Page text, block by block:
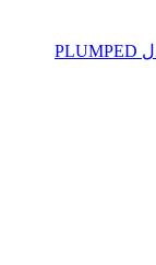
رژ لب مایع حجم دهنده براق گلدن رز مدل PLUMPED